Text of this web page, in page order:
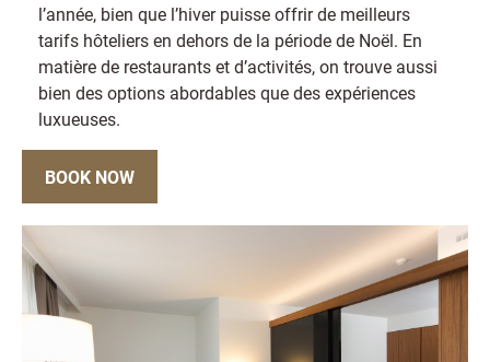
l’année, bien que l’hiver puisse offrir de meilleurs
tarifs hôteliers en dehors de la période de Noël. En
matière de restaurants et d’activités, on trouve aussi
bien des options abordables que des expériences
luxueuses.
BOOK NOW